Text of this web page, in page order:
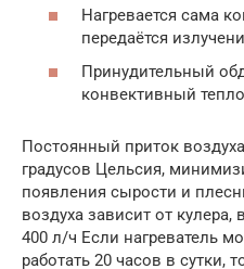
Нагревается сама
передаётся
Принудительный
конвективный
Постоянный приток
градусов Цельсия,
появления сырости и
воздуха зависит от кулера,
400 л/ч Если нагреватель
работать 20 часов в сутки,